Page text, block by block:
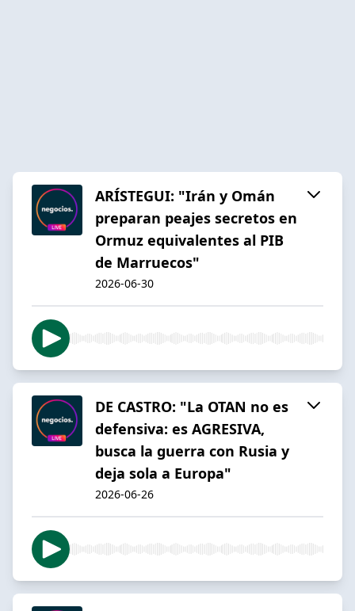
ARÍSTEGUI: "Irán y Omán
preparan peajes secretos en
Ormuz equivalentes al PIB
de Marruecos"
2026-06-30
DE CASTRO: "La OTAN no es
defensiva: es AGRESIVA,
busca la guerra con Rusia y
deja sola a Europa"
2026-06-26